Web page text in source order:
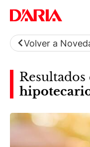
Volver a